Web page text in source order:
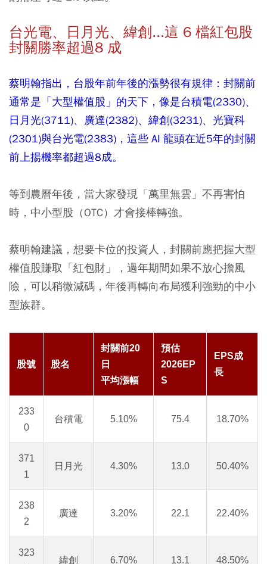
台光電、日月光、緯創...這 6 檔紅包股
封關勝率超過8 成
蔡明翰指出，台股年前年後的漲勢很有規律：封關前
通常是「大型權值股」的天下，像是台積電(2330)、
日月光(3711)、廣達(2382)、緯創(3231)、光寶科
(2301)與台光電(2383)，這些 AI 龍頭在近5年的封關
前上揚機率都超過8成。
等到農曆年後，當大家發現「萬里無雲」不再害怕
時，中小型股（OTC）才會接棒轉強。
蔡明翰建議，想要卡位的投資人，封關前應把握大型
權值股賺取「紅包財」，過年期間如果不放心擔風
險，可以稍微減碼，年後再轉向布局獲利強勁的中小
型族群。
股號 股名
封關前20
日
平均漲幅
預估
2026EP
S
EPS成
長
233
0
台積電 5.10% 75.4 18.70%
371
1
日月光 4.30% 13.0 50.40%
238
2
廣達 3.20% 22.1 22.40%
323
緯創 6.70% 13.1 48.50%